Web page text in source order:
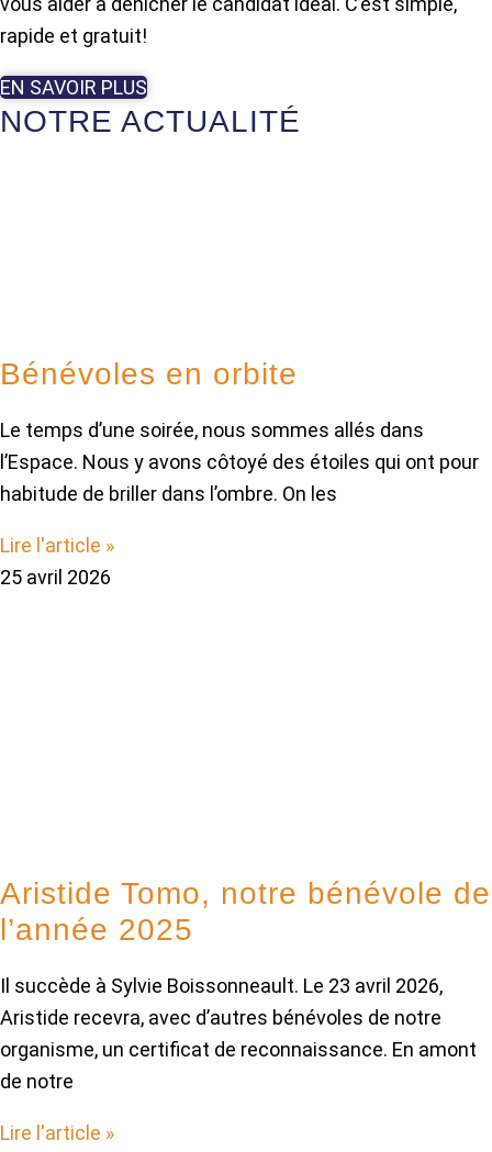
rapide et gratuit!
EN SAVOIR PLUS
NOTRE ACTUALITÉ
Bénévoles en orbite
Le temps d’une soirée, nous sommes allés dans
l’Espace. Nous y avons côtoyé des étoiles qui ont pour
habitude de briller dans l’ombre. On les
Lire l'article »
25 avril 2026
Aristide Tomo, notre bénévole de
l’année 2025
Il succède à Sylvie Boissonneault. Le 23 avril 2026,
Aristide recevra, avec d’autres bénévoles de notre
organisme, un certificat de reconnaissance. En amont
de notre
Lire l'article »